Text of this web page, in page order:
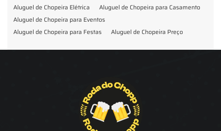
Aluguel de Chopeira Elétrica
Aluguel de Chopeira para Casamento
Aluguel de Chopeira para Eventos
Aluguel de Chopeira para Festas
Aluguel de Chopeira Preço
Chopp Festas e Eventos
Chopp Pilsen
Fornecedor Barril de Chopp
Fornecedor de Barril de Chopp
Chopeira